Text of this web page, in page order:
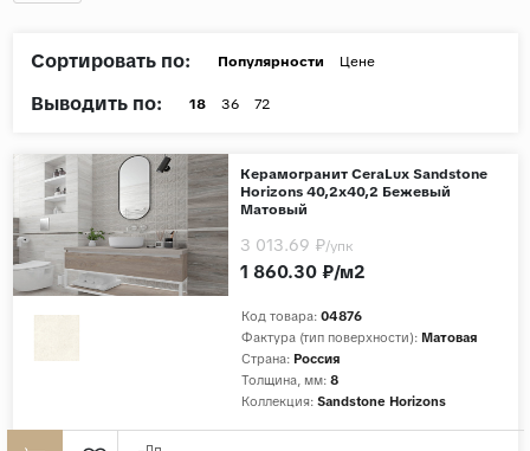
Дерево
Поверхность
Сортировать по: Популярности Цене
Выводить по: 18 36 72
Керамогранит CeraLux Sandstone
Horizons 40,2x40,2 Бежевый
Матовый
Код товара: 04876
Фактура (тип поверхности): Матовая
Страна: Россия
Толщина, мм: 8
Коллекция: Sandstone Horizons
1 860.30 ₽/м2
3 013.69 ₽/упк